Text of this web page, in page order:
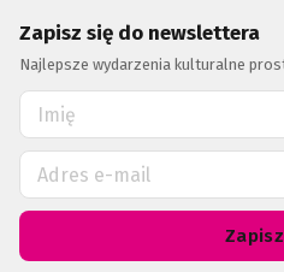
Zapisz się do newslettera
Najlepsze wydarzenia kulturalne